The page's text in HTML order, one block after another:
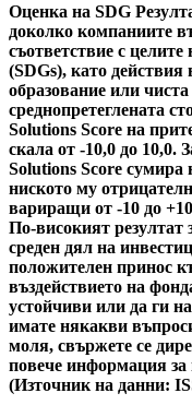
Оценка на SDG
доколко компаниите
съответствие с
(SDGs), като действия
образование или
среднопретеглената
Solutions Score на
скала от -10,0 до 10,0.
Solutions Score
ниското му
вариращи от -10 до
По-високият
среден дял на
положителен принос
въздействието на
устойчиви или да ги
имате някакви
моля, свържете се
повече информация за
(Източник на данни: